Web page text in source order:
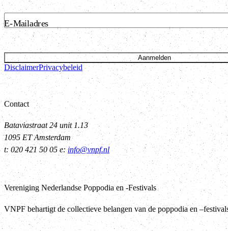
E-Mailadres
Aanmelden
DisclaimerPrivacybeleid
Contact
Bataviastraat 24 unit 1.13
1095 ET Amsterdam
t: 020 421 50 05 e:info@vnpf.nl
Vereniging Nederlandse Poppodia en -Festivals
VNPF behartigt de collectieve belangen van de poppodia en